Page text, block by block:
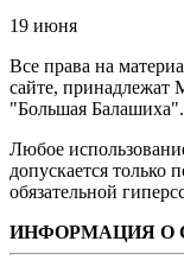
19 июня
Все права на
сайте,
"Большая Балашиха".
Любое
допускается только
обязательной
ИНФОРМАЦИЯ О